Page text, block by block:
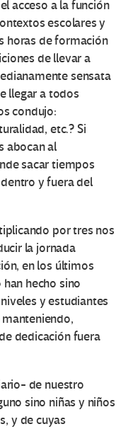
acceso a la función
escolares y
horas de formación
de llevar a
sensata
llegar a todos
condujo:
etc.? Si
abocan al
sacar tiempos
y fuera del
por tres nos
la jornada
en los últimos
hecho sino
y estudiantes
dedicación fuera
de nuestro
sino niñas y niños
y de cuyas